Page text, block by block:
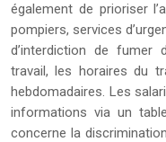
également de prioriser
pompiers, services
d’interdiction de fumer
travail, les horaires du
hebdomadaires. Les
informations via un
concerne la